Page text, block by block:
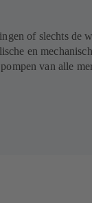
of slechts de
en
van alle